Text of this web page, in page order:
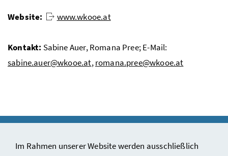
Im Rahmen unserer Website werden ausschließlich
Website: www.wkooe.at
Kontakt: Sabine Auer, Romana Pree; E-Mail:
sabine.auer@wkooe.at,romana.pree@wkooe.at